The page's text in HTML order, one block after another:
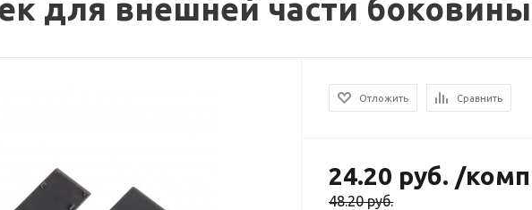
для внешней части
Отложить Сравнить
24.20 руб. /комп
48.20руб.